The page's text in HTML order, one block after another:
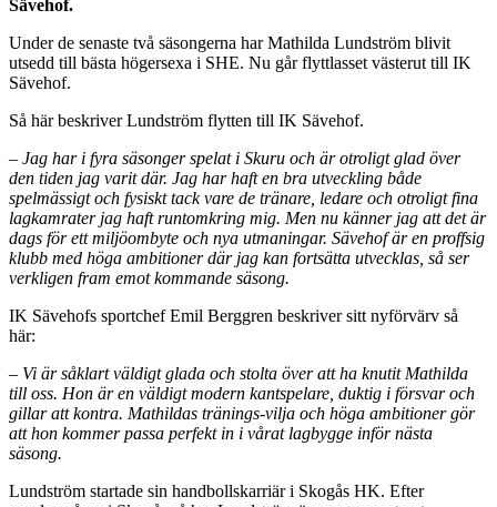
Sävehof.
Under de senaste två säsongerna har Mathilda Lundström blivit
utsedd till bästa högersexa i SHE. Nu går flyttlasset västerut till IK
Sävehof.
Så här beskriver Lundström flytten till IK Sävehof.
– Jag har i fyra säsonger spelat i Skuru och är otroligt glad över
den tiden jag varit där. Jag har haft en bra utveckling både
spelmässigt och fysiskt tack vare de tränare, ledare och otroligt fina
lagkamrater jag haft runtomkring mig. Men nu känner jag att det är
dags för ett miljöombyte och nya utmaningar. Sävehof är en proffsig
klubb med höga ambitioner där jag kan fortsätta utvecklas, så ser
verkligen fram emot kommande säsong.
IK Sävehofs sportchef Emil Berggren beskriver sitt nyförvärv så
här:
– Vi är såklart väldigt glada och stolta över att ha knutit Mathilda
till oss. Hon är en väldigt modern kantspelare, duktig i försvar och
gillar att kontra. Mathildas tränings-vilja och höga ambitioner gör
att hon kommer passa perfekt in i vårat lagbygge inför nästa
säsong.
Lundström startade sin handbollskarriär i Skogås HK. Efter